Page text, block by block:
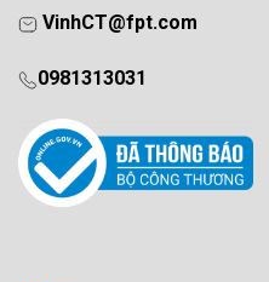
VinhCT@fpt.com
0981313031